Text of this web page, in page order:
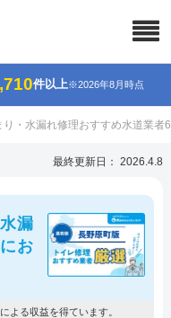
件以上※2026年8月時点
り・水漏れ修理おすすめ水道業
最終更新日： 2026.4.8
漏
お
よる収益を得ています。